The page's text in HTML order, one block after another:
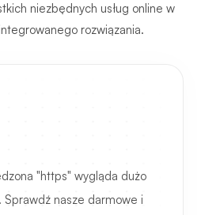
niezbędnych usług online w
rozwiązania.
"https" wygląda dużo
Sprawdź nasze darmowe i